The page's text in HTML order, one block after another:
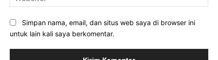
Simpan nama, email, dan situs web saya di browser ini
untuk lain kali saya berkomentar.